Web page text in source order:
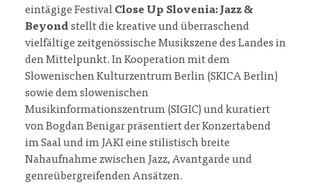
eintägige Festival Close Up Slovenia: Jazz &
Beyond stellt die kreative und überraschend
vielfältige zeitgenössische Musikszene des Landes in
den Mittelpunkt. In Kooperation mit dem
Slowenischen Kulturzentrum Berlin (SKICA Berlin)
sowie dem slowenischen
Musikinformationszentrum (SIGIC) und kuratiert
von Bogdan Benigar präsentiert der Konzertabend
im Saal und im JAKI eine stilistisch breite
Nahaufnahme zwischen Jazz, Avantgarde und
genreübergreifenden Ansätzen.